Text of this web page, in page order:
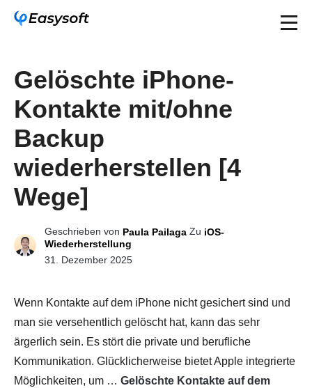
Gelöschte iPhone-
Kontakte mit/ohne
Backup
wiederherstellen [4
Wege]
Geschrieben von Paula Pailaga Zu iOS-
Wiederherstellung
31. Dezember 2025
Wenn Kontakte auf dem iPhone nicht gesichert sind und
man sie versehentlich gelöscht hat, kann das sehr
ärgerlich sein. Es stört die private und berufliche
Kommunikation. Glücklicherweise bietet Apple integrierte
Möglichkeiten, um … Gelöschte Kontakte auf dem